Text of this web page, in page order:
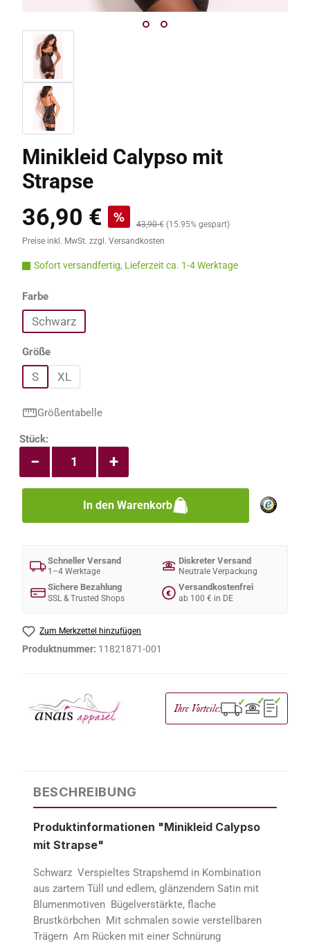
Minikleid Calypso mit
Strapse
Verkaufspreis:
36,90 € % Regulärer Preis:
43,90 € (15.95% gespart)
Preise inkl. MwSt. zzgl. Versandkosten
Sofort versandfertig, Lieferzeit ca. 1-4 Werktage
Farbeauswählen
Schwarz
Größeauswählen
S XL
Größentabelle
Produkt Anzahl: Gib den gewünschten
Stück:
+
−
In den Warenkorb
Schneller Versand
1–4 Werktage
Diskreter Versand
Neutrale Verpackung
Sichere Bezahlung
SSL & Trusted Shops
€
Versandkostenfrei
ab 100 € in DE
Zum Merkzettel hinzufügen
Produktnummer: 11821871-001
Ihre Vorteile: ✓ ✓ ✓
BESCHREIBUNG
Produktinformationen "Minikleid Calypso
mit Strapse"
Schwarz Verspieltes Strapshemd in Kombination
aus zartem Tüll und edlem, glänzendem Satin mit
Blumenmotiven Bügelverstärkte, flache
Brustkörbchen Mit schmalen sowie verstellbaren
Trägern Am Rücken mit einer Schnürung